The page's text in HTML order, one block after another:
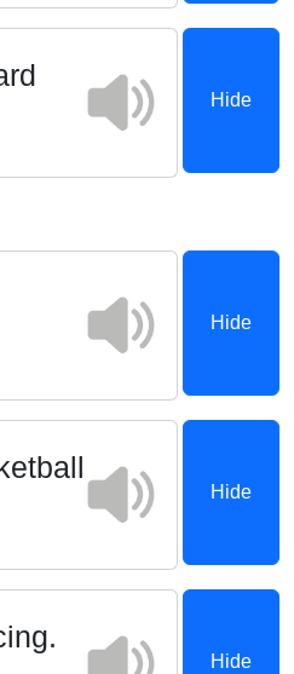
Hide
Hide
Hide
Hide